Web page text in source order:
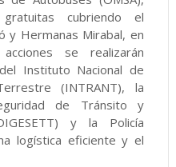
cubriendo el
y Hermanas Mirabal, en
se realizarán
Instituto Nacional de
(INTRANT), la
de Tránsito y
y la Policía
logística eficiente y el